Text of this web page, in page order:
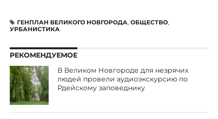
ГЕНПЛАН ВЕЛИКОГО НОВГОРОДА, ОБЩЕСТВО,
УРБАНИСТИКА
РЕКОМЕНДУЕМОЕ
В Великом Новгороде для незрячих
людей провели аудиоэкскурсию по
Рдейскому заповеднику